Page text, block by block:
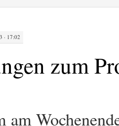
· 17:02
zum
am